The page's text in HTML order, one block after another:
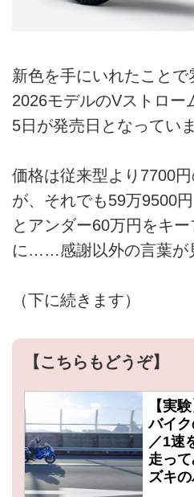
新色を手にいれたこと
2026モデルのVストロー
5日が発売日となっていま
価格は従来型より7700
が、それでも59万9500
とアンダー60万円をキ
に……感謝以外の言葉が
（下に続きます）
【こちらもどうぞ】
【実
バイ
／1速
走っ
ズキの